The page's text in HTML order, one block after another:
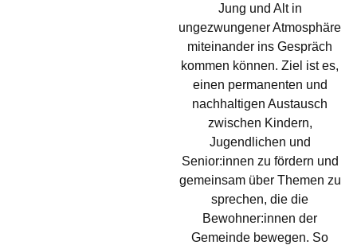
Jung und Alt in
ungezwungener Atmosphäre
miteinander ins Gespräch
kommen können. Ziel ist es,
einen permanenten und
nachhaltigen Austausch
zwischen Kindern,
Jugendlichen und
Senior:innen zu fördern und
gemeinsam über Themen zu
sprechen, die die
Bewohner:innen der
Gemeinde bewegen. So